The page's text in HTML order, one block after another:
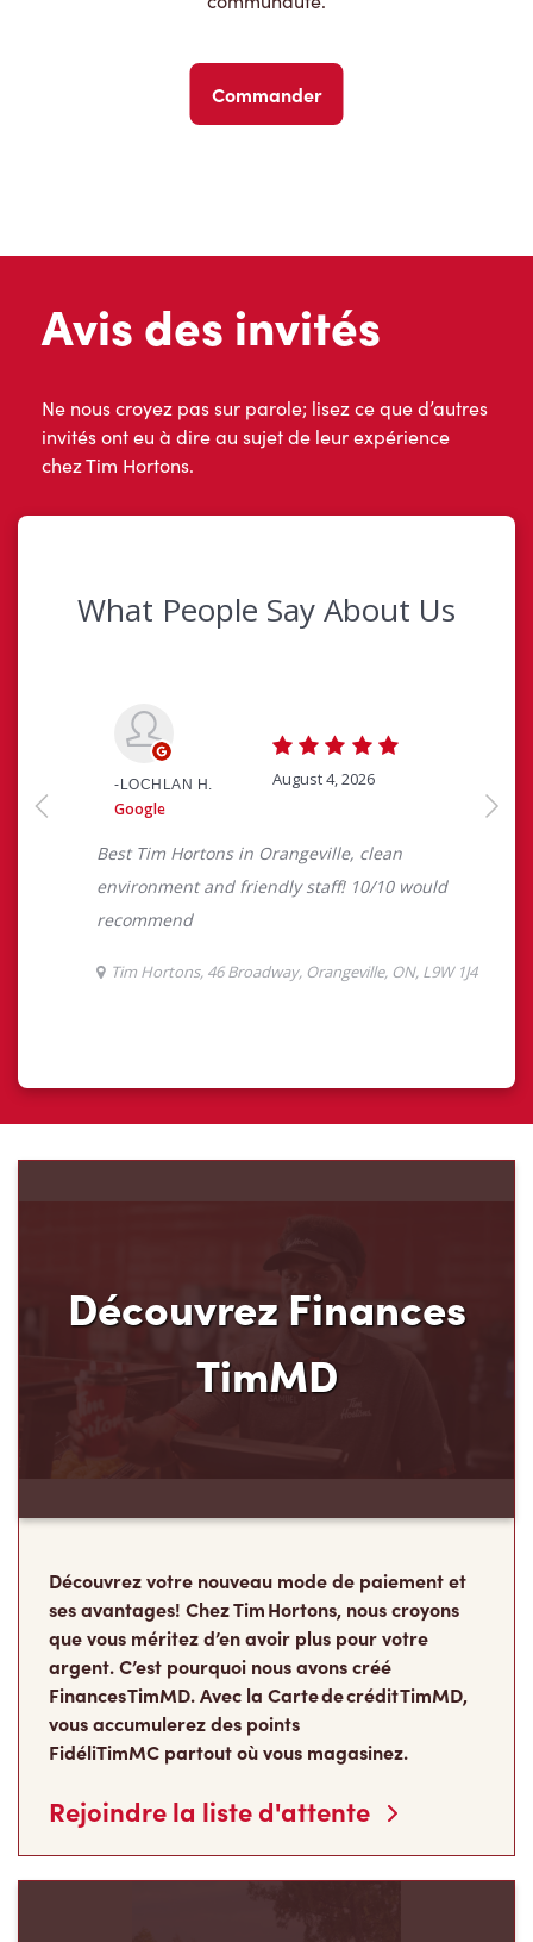
Commander
Avis des invités
Ne nous croyez pas sur parole; lisez ce que d’autres
invités ont eu à dire au sujet de leur expérience
chez Tim Hortons.
Découvrez Finances
TimMD
Découvrez votre nouveau mode de paiement et
ses avantages! Chez Tim Hortons, nous croyons
que vous méritez d’en avoir plus pour votre
argent. C’est pourquoi nous avons créé
Finances TimMD. Avec la Carte de crédit TimMD,
vous accumulerez des points
FidéliTimMC partout où vous magasinez.
Rejoindre la liste d'attente